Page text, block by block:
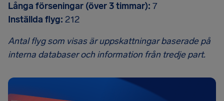
Långa förseningar (över 3 timmar): 7
Inställda flyg: 212
Antal flyg som visas är uppskattningar baserade på
interna databaser och information från tredje part.